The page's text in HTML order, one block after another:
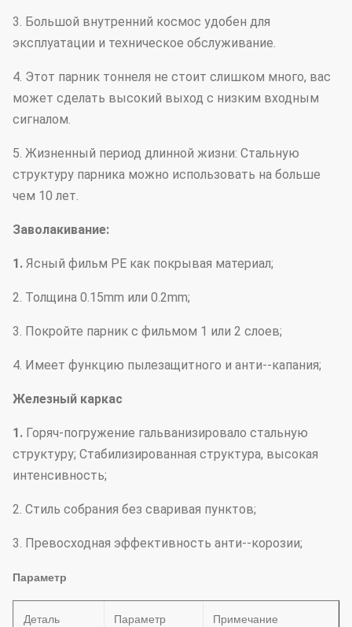
3. Большой внутренний космос удобен для
эксплуатации и техническое обслуживание.
4. Этот парник тоннеля не стоит слишком много, вас
может сделать высокий выход с низким входным
сигналом.
5. Жизненный период длинной жизни: Стальную
структуру парника можно использовать на больше
чем 10 лет.
Заволакивание:
1. Ясный фильм PE как покрывая материал;
2. Толщина 0.15mm или 0.2mm;
3. Покройте парник с фильмом 1 или 2 слоев;
4. Имеет функцию пылезащитного и анти--капания;
Железный каркас
1. Горяч-погружение гальванизировало стальную
структуру; Стабилизированная структура, высокая
интенсивность;
2. Стиль собрания без сваривая пунктов;
3. Превосходная эффективность анти--корозии;
Параметр
Деталь Параметр Примечание